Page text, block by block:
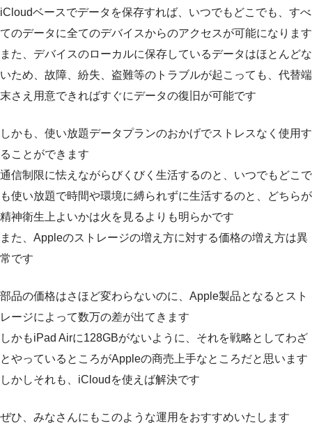
iCloudベースでデータを保存すれば、いつでもどこでも、すべ
てのデータに全てのデバイスからのアクセスが可能になります
また、デバイスのローカルに保存しているデータはほとんどな
いため、故障、紛失、盗難等のトラブルが起こっても、代替端
末さえ用意できればすぐにデータの復旧が可能です
しかも、使い放題データプランのおかげでストレスなく使用す
ることができます
通信制限に怯えながらびくびく生活するのと、いつでもどこで
も使い放題で時間や環境に縛られずに生活するのと、どちらが
精神衛生上よいかは火を見るよりも明らかです
また、Appleのストレージの増え方に対する価格の増え方は異
常です
部品の価格はさほど変わらないのに、Apple製品となるとスト
レージによって数万の差が出てきます
しかもiPad Airに128GBがないように、それを戦略としてわざ
とやっているところがAppleの商売上手なところだと思います
しかしそれも、iCloudを使えば解決です
ぜひ、みなさんにもこのような運用をおすすめいたします